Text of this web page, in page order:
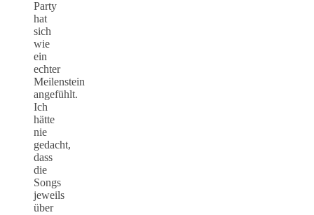
Party
hat
sich
wie
ein
echter
Meilenstein
angefühlt.
Ich
hätte
nie
gedacht,
dass
die
Songs
jeweils
über